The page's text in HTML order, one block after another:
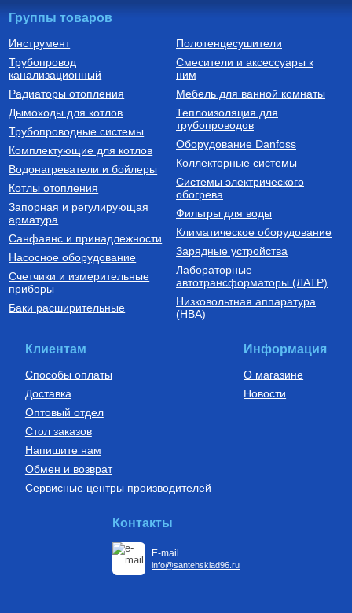
Автоматика для насосов
(накидная гайка 1/4)
950Руб.
Купить
Труба ПНД
Труба ПНД 32х2,4 SDR 13,6
ПЭ 100 PN10 питьевая, синяя
64Руб.
Соединительные шланги для
расширительных баков
мембранного бака 1"х1000 мм
2 168Руб.
Купить
Группы товаров
Инструмент
Трубопровод
канализационный
Радиаторы отопления
Дымоходы для котлов
Трубопроводные системы
Комплектующие для котлов
Водонагреватели и бойлеры
Котлы отопления
Запорная и регулирующая
арматура
Санфаянс и принадлежности
Насосное оборудование
Счетчики и измерительные
приборы
Баки расширительные
Полотенцесушители
Смесители и аксессуары к
ним
Мебель для ванной комнаты
Теплоизоляция для
трубопроводов
Оборудование Danfoss
Коллекторные системы
Системы электрического
обогрева
Фильтры для воды
Климатическое оборудование
Зарядные устройства
Лабораторные
автотрансформаторы (ЛАТР)
Низковольтная аппаратура
(НВА)
Клиентам
Способы оплаты
Доставка
Оптовый отдел
Стол заказов
Напишите нам
Обмен и возврат
Сервисные центры производителей
Информация
О магазине
Новости
Контакты
E-mail
info@santehsklad96.ru